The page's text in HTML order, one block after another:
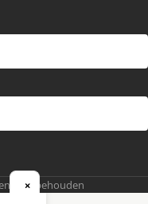
voorbehouden
×